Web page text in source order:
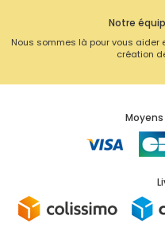
Notre
Nous sommes là pour vous
création